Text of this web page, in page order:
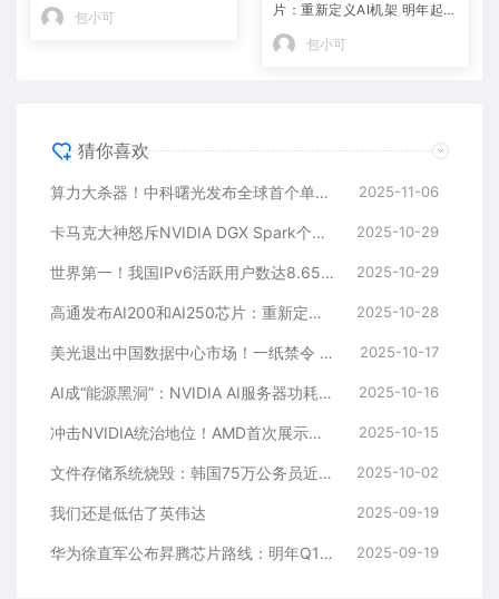
包小可
片：重新定义AI机架 明年起商
用
包小可
猜你喜欢
算力大杀器！中科曙光发布全球首个单机柜级640卡超节点 2025-11-06
卡马克大神怒斥NVIDIA DGX Spark个人超算：性能虚标 还敢要4000美刀 2025-10-29
世界第一！我国IPv6活跃用户数达8.65亿 2025-10-29
高通发布AI200和AI250芯片：重新定义AI机架 明年起商用 2025-10-28
美光退出中国数据中心市场！一纸禁令 收入归零 2025-10-17
AI成“能源黑洞”：NVIDIA AI服务器功耗8年激增100倍！ 2025-10-16
冲击NVIDIA统治地位！AMD首次展示机架级“Helios”平台：搭载下代霄龙和Instinct 2025-10-15
文件存储系统烧毁：韩国75万公务员近7年工作文件全部丢失！无备份 2025-10-02
我们还是低估了英伟达 2025-09-19
华为徐直军公布昇腾芯片路线：明年Q1推出Ascend 950PR芯片 2025-09-19